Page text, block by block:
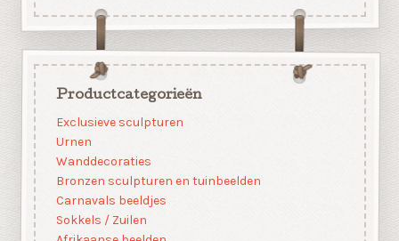
Productcategorieën
Exclusieve sculpturen
Urnen
Wanddecoraties
Bronzen sculpturen en tuinbeelden
Carnavals beeldjes
Sokkels / Zuilen